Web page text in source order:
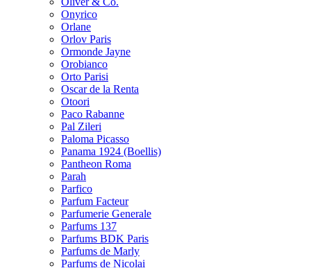
Onyrico
Orlane
Orlov Paris
Ormonde Jayne
Orobianco
Orto Parisi
Oscar de la Renta
Otoori
Paco Rabanne
Pal Zileri
Paloma Picasso
Panama 1924 (Boellis)
Pantheon Roma
Parah
Parfico
Parfum Facteur
Parfumerie Generale
Parfums 137
Parfums BDK Paris
Parfums de Marly
Parfums de Nicolai